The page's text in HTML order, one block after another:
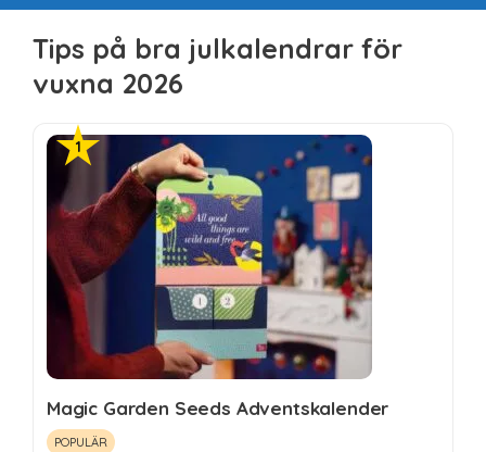
Tips på bra julkalendrar för
vuxna 2026
Magic Garden Seeds Adventskalender
POPULÄR